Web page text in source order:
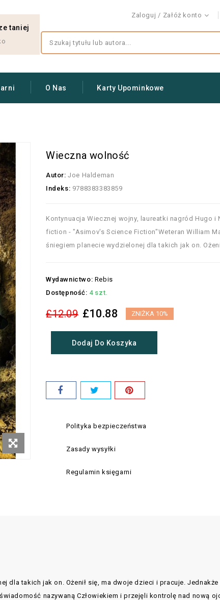
Zaloguj Załóż konto
taniej
O Nas Karty Upominkowe
Wieczna wolność
Autor: Joe Haldeman
Indeks: 9788383383859
Kontynuacja Wiecznej wojny, laureatki nagród Hugo i
fiction - "Asimov's Science Fiction"Weteran William
śniegiem planecie wydzielonej dla takich jak on.
Wydawnictwo: Rebis
Dostępność: 4 szt.
£12.09 £10.88 ZNIŻKA 10%
Dodaj Do Koszyka
Polityka bezpieczeństwa
Zasady wysyłki
Regulamin księgarni
dla takich jak on. Ożenił się, ma dwoje dzieci i pracuje.
nazywaną Człowiekiem i przejęli kontrolę nad nową